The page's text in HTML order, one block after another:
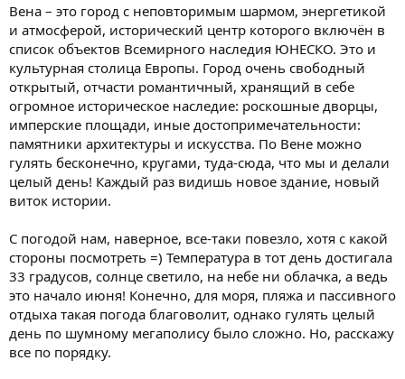
Вена – это город с неповторимым шармом, энергетикой
и атмосферой, исторический центр которого включён в
список объектов Всемирного наследия ЮНЕСКО. Это и
культурная столица Европы. Город очень свободный
открытый, отчасти романтичный, хранящий в себе
огромное историческое наследие: роскошные дворцы,
имперские площади, иные достопримечательности:
памятники архитектуры и искусства. По Вене можно
гулять бесконечно, кругами, туда-сюда, что мы и делали
целый день! Каждый раз видишь новое здание, новый
виток истории.
С погодой нам, наверное, все-таки повезло, хотя с какой
стороны посмотреть =) Температура в тот день достигала
33 градусов, солнце светило, на небе ни облачка, а ведь
это начало июня! Конечно, для моря, пляжа и пассивного
отдыха такая погода благоволит, однако гулять целый
день по шумному мегаполису было сложно. Но, расскажу
все по порядку.